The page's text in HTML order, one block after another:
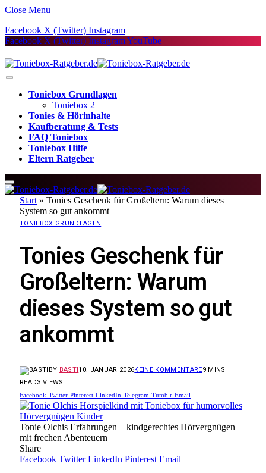
Close Menu
Facebook X (Twitter) Instagram
Facebook X (Twitter) InstagramYouTube
Toniebox Grundlagen
Toniebox 2
Tonies & Hörinhalte
Kaufberatung & Tests
FAQ Toniebox
Toniebox Hilfe
Eltern Ratgeber
Start » Tonies Geschenk für Großeltern: Warum dieses
System so gut ankommt
TONIEBOX GRUNDLAGEN
Tonies Geschenk für
Großeltern: Warum
dieses System so gut
ankommt
BY BASTI10. JANUAR 2026KEINE KOMMENTARE9 MINS
READ3 VIEWS
Facebook Twitter Pinterest LinkedIn Telegram Tumblr Email
Tonie Olchis Erfahrungen – kindgerechtes Hörvergnügen
mit frechen Abenteuern
Share
Facebook Twitter LinkedIn Pinterest Email